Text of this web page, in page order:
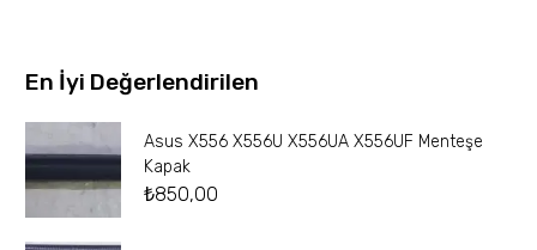
En İyi Değerlendirilen
Asus X556 X556U X556UA X556UF Menteşe
Kapak
₺850,00